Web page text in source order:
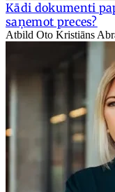
Kādi dokumenti
saņemot preces?
Atbild Oto Kristiāns